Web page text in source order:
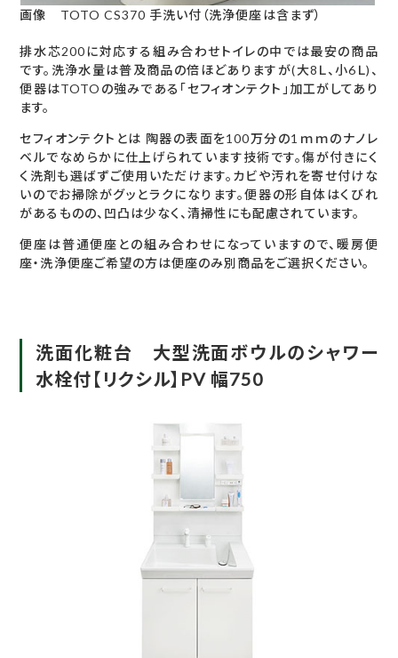
画像 TOTO CS370 手洗い付（洗浄便座は含まず）
排水芯200に対応する組み合わせトイレの中では最安の商品
です。洗浄水量は普及商品の倍ほどありますが(大8Ｌ、小6Ｌ)、
便器はTOTOの強みである「セフィオンテクト」加工がしてあり
ます。
セフィオンテクトとは 陶器の表面を100万分の1ｍｍのナノレ
ベルでなめらかに仕上げられています技術です。傷が付きにく
く洗剤も選ばずご使用いただけます。カビや汚れを寄せ付けな
いのでお掃除がグッとラクになります。便器の形自体はくびれ
があるものの、凹凸は少なく、清掃性にも配慮されています。
便座は普通便座との組み合わせになっていますので、暖房便
座・洗浄便座ご希望の方は便座のみ別商品をご選択ください。
洗面化粧台 大型洗面ボウルのシャワー
水栓付【リクシル】PV 幅750